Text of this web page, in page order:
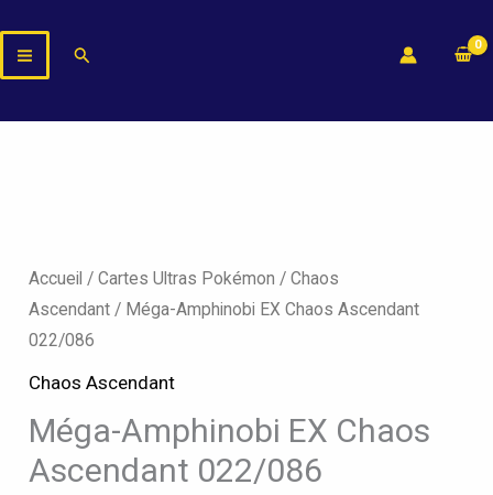
au
contenu
Rechercher
Accueil /Cartes Ultras Pokémon /Chaos
Ascendant / Méga-Amphinobi EX Chaos Ascendant
022/086
Chaos Ascendant
Méga-Amphinobi EX Chaos
Ascendant 022/086
Méga-
Amphinobi
EX
Ascendant
022/086